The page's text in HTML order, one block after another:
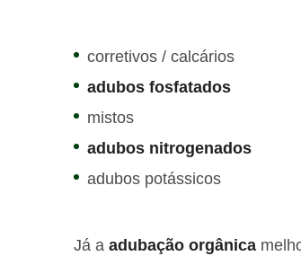
corretivos / calcários
adubos fosfatados
mistos
adubos nitrogenados
adubos potássicos
Já a adubação orgânica